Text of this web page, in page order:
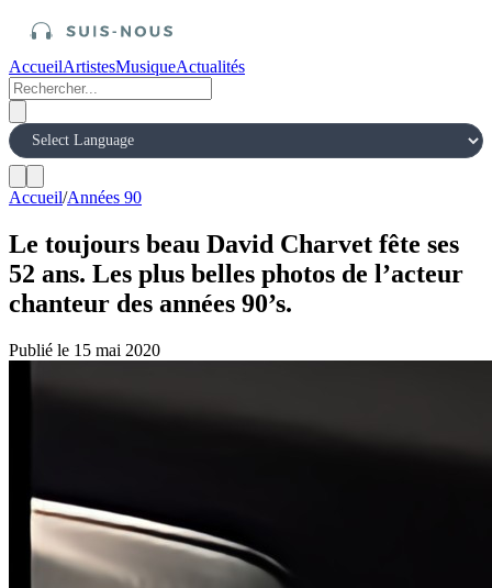
AccueilArtistesMusiqueActualités
Accueil/Années 90
Le toujours beau David Charvet fête ses
52 ans. Les plus belles photos de l’acteur
chanteur des années 90’s.
Publié le 15 mai 2020